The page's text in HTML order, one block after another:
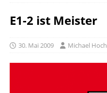
E1-2 ist Meister
30. Mai 2009 Michael Hoch